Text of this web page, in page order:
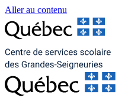
Aller au contenu